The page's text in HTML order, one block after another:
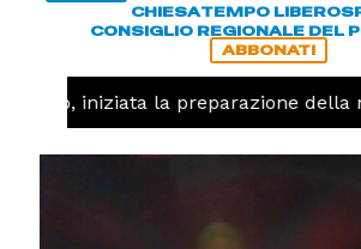
CHIESATEMPO LIBERO
CONSIGLIO REGIONALE DEL
ABBONATI
iniziata la preparazione della